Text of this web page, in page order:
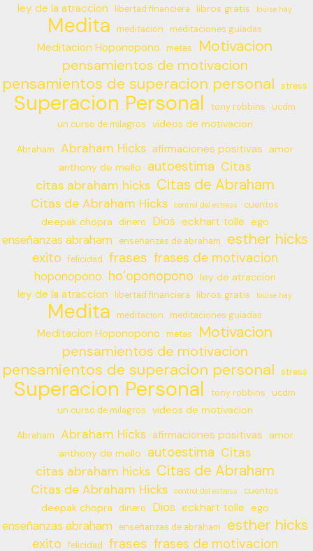
ley de la atraccion libertad financiera libros gratis louise hay
Medita meditacion meditaciones guiadas
Meditacion Hoponopono metas Motivacion
pensamientos de motivacion
pensamientos de superacion personal stress
Superacion Personal tony robbins
ucdm
un curso de milagros
videos de motivacion
Abraham Abraham Hicks afirmaciones positivas
amor
anthony de mello
autoestima Citas
citas abraham hicks Citas de Abraham
Citas de Abraham Hicks control del estress cuentos
deepak chopra dinero Dios eckhart tolle ego
enseñanzas abraham enseñanzas de abraham esther hicks
exito felicidad frases frases de motivacion
hoponopono ho’oponopono ley de atraccion
ley de la atraccion libertad financiera libros gratis louise hay
Medita meditacion meditaciones guiadas
Meditacion Hoponopono metas Motivacion
pensamientos de motivacion
pensamientos de superacion personal stress
Superacion Personal tony robbins
ucdm
un curso de milagros
videos de motivacion
Abraham Abraham Hicks afirmaciones positivas
amor
anthony de mello
autoestima Citas
citas abraham hicks Citas de Abraham
Citas de Abraham Hicks control del estress cuentos
deepak chopra dinero Dios eckhart tolle ego
enseñanzas abraham enseñanzas de abraham esther hicks
exito felicidad frases frases de motivacion